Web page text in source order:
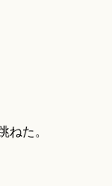
ねた。